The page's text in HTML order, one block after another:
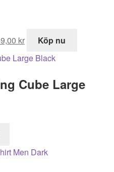
kr
nuvarande
priset
1
Köp nu
Cube Large